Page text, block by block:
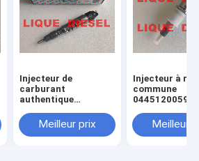
Injecteur de
carburant
authentique
0445120290 0 445
120 290 L4700-
Meilleur prix
Injecteur à
commune
0445120059
120 059 0 445
231 pour
Meilleur